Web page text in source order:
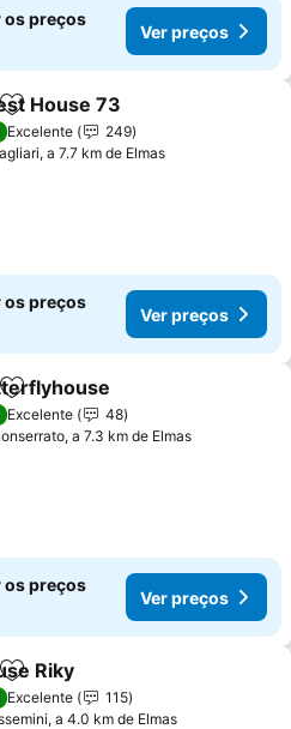
os preços
Ver preços
Adicionar aos favoritos
House 73
Excelente
249
a 7.7 km de Elmas
os preços
Ver preços
Adicionar aos favoritos
Excelente
48
a 7.3 km de Elmas
os preços
Ver preços
Adicionar aos favoritos
Riky
Excelente
115
a 4.0 km de Elmas